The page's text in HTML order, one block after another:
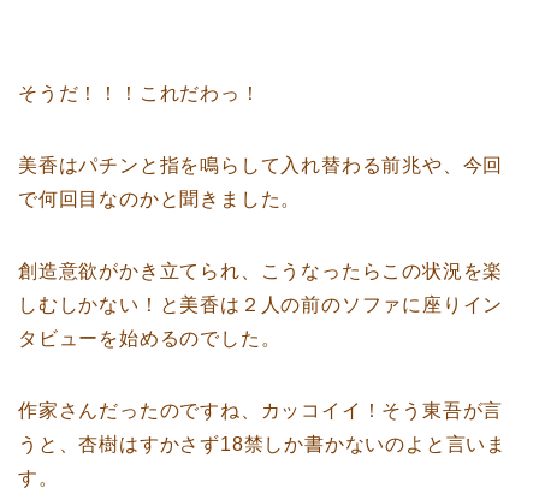
そうだ！！！これだわっ！
美香はパチンと指を鳴らして入れ替わる前兆や、今回
で何回目なのかと聞きました。
創造意欲がかき立てられ、こうなったらこの状況を楽
しむしかない！と美香は２人の前のソファに座りイン
タビューを始めるのでした。
作家さんだったのですね、カッコイイ！そう東吾が言
うと、杏樹はすかさず18禁しか書かないのよと言いま
す。